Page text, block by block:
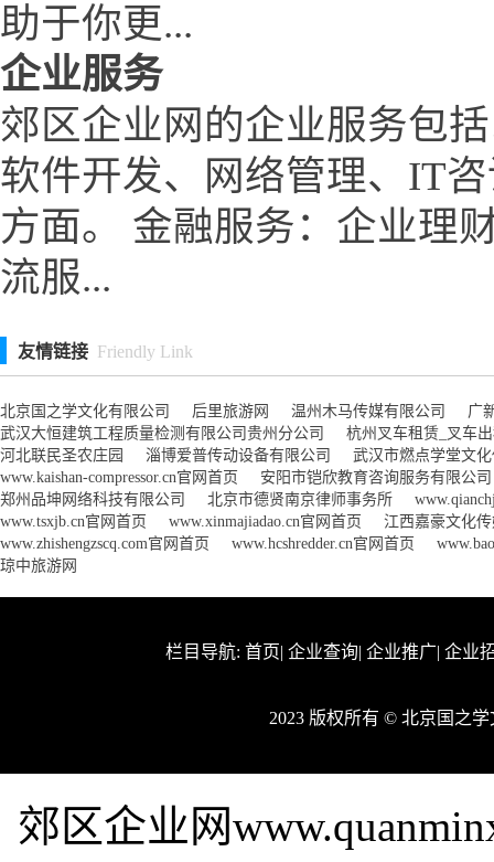
助于你更...
企业服务
郊区企业网的企业服务包
软件开发、网络管理、IT
方面。 金融服务：企业理
流服...
友情链接 Friendly Link
北京国之学文化有限公司 后里旅游网 温州木马传媒有限公司
广
武汉大恒建筑工程质量检测有限公司贵州分公司
杭州叉车租赁_叉车
河北联民圣农庄园
淄博爱普传动设备有限公司
武汉市燃点学堂文
www.kaishan-compressor.cn官网首页
安阳市铠欣教育咨询服务有限公司
郑州品坤网络科技有限公司
北京市德贤南京律师事务所
www.tsxjb.cn官网首页
www.xinmajiadao.cn官网首页
江西嘉豪文化
www.zhishengzscq.com官网首页
www.hcshredder.cn官网首页
琼中旅游网
栏目导航: 首页| 企业查询| 企业推广| 企业
2023 版权所有 © 北京国之
郊区企业网